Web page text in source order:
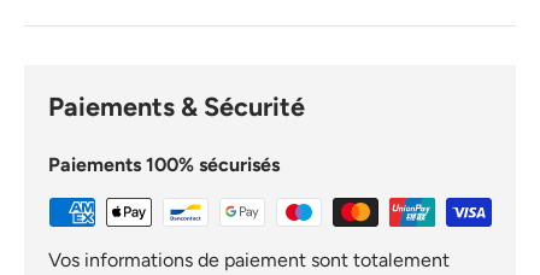
Paiements & Sécurité
Paiements 100% sécurisés
Vos informations de paiement sont totalement